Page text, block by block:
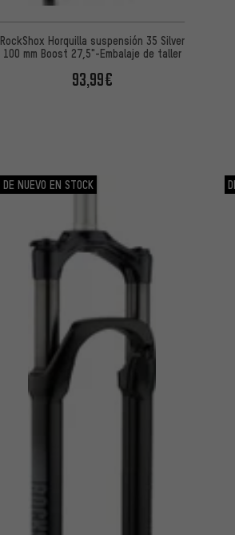
RockShox Horquilla suspensión 35 Silver
100 mm Boost 27,5"-Embalaje de taller
93,99€
DE NUEVO EN STOCK